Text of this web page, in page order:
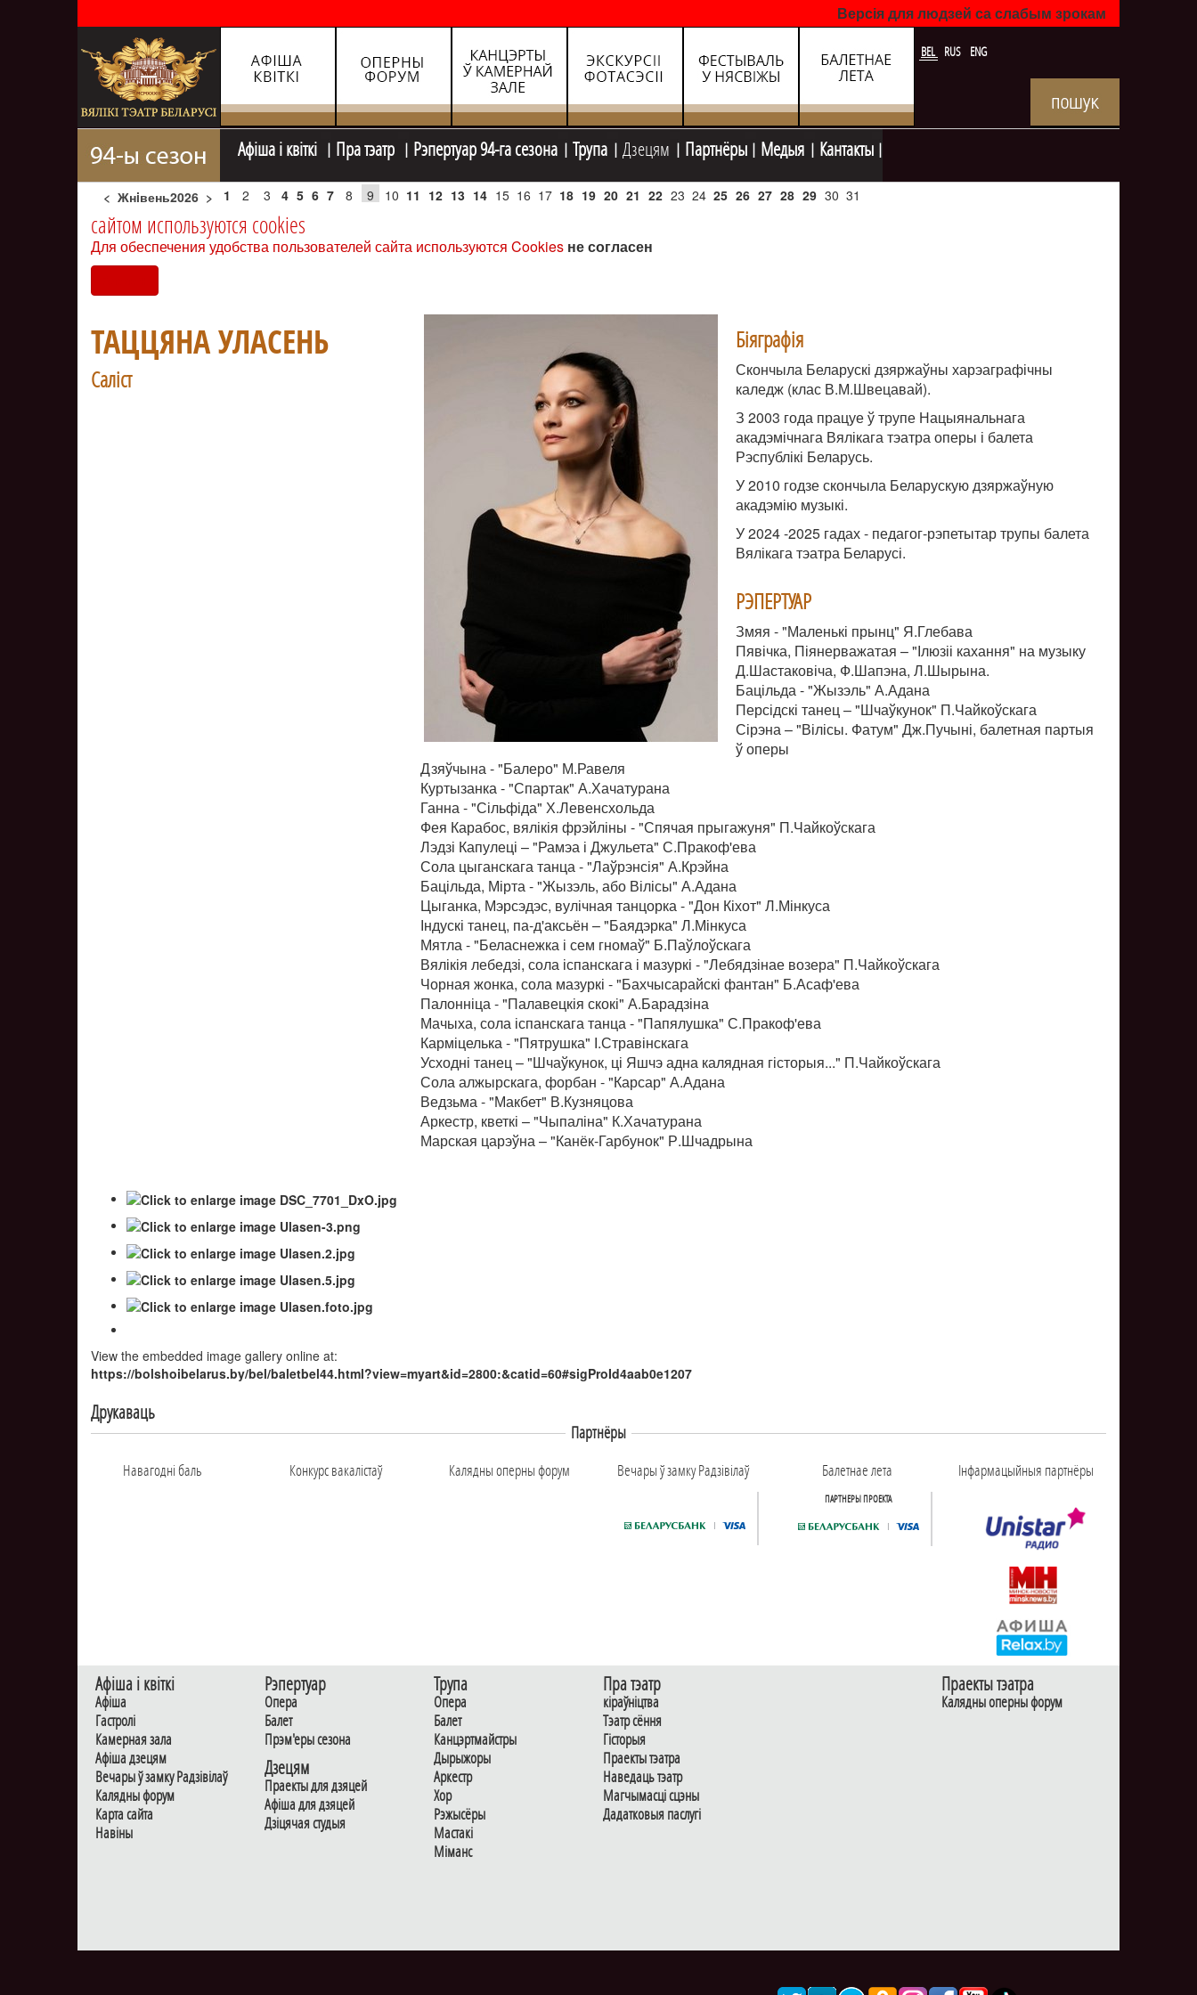
Версія для людзей са слабым зрокам
BEL RUS ENG
Афiша i квiткi Пра тэатр Рэпертуар 94-га сезона Трупа Дзецям Партнёры Медыя Кантакты
< Жнiвень2026 > 1 2 3 4 5 6 7 8 9 10 11 12 13 14 15 16 17 18 19 20 21 22 23 24 25 26 27 28 29 30 31
сайтом используются cookies
Для обеспечения удобства пользователей сайта используются Cookies не согласен
ТАЦЦЯНА УЛАСЕНЬ
Салiст
Біяграфія
Скончыла Беларускі дзяржаўны харэаграфічны
каледж (клас В.М.Швецавай).
З 2003 года працуе ў трупе Нацыянальнага
акадэмічнага Вялікага тэатра оперы і балета
Рэспублікі Беларусь.
У 2010 годзе скончыла Беларускую дзяржаўную
акадэмію музыкі.
У 2024 -2025 гадах - педагог-рэпетытар трупы балета
Вялікага тэатра Беларусі.
РЭПЕРТУАР
Змяя - "Маленькі прынц" Я.Глебава
Пявічка, Піянерважатая – "Ілюзіі кахання" на музыку
Д.Шастаковіча, Ф.Шапэна, Л.Шырына.
Бацільда - "Жызэль" А.Адана
Персідскі танец – "Шчаўкунок" П.Чайкоўскага
Сірэна – "Вілісы. Фатум" Дж.Пучыні, балетная партыя
ў оперы
Дзяўчына - "Балеро" М.Равеля
Куртызанка - "Спартак" А.Хачатурана
Ганна - "Сільфіда" Х.Левенсхольда
Фея Карабос, вялікія фрэйліны - "Спячая прыгажуня" П.Чайкоўскага
Лэдзі Капулеці – "Рамэа і Джульета" С.Пракоф'ева
Сола цыганскага танца - "Лаўрэнсія" А.Крэйна
Бацільда, Мірта - "Жызэль, або Вілісы" А.Адана
Цыганка, Мэрсэдэс, вулічная танцорка - "Дон Кіхот" Л.Мінкуса
Індускі танец, па-д'аксьён – "Баядэрка" Л.Мінкуса
Мятла - "Беласнежка і сем гномаў" Б.Паўлоўскага
Вялікія лебедзі, сола іспанскага і мазуркі - "Лебядзінае возера" П.Чайкоўскага
Чорная жонка, сола мазуркі - "Бахчысарайскі фантан" Б.Асаф'ева
Палонніца - "Палавецкія скокі" А.Барадзіна
Мачыха, сола іспанскага танца - "Папялушка" С.Пракоф'ева
Карміцелька - "Пятрушка" І.Стравінскага
Усходні танец – "Шчаўкунок, ці Яшчэ адна калядная гісторыя..." П.Чайкоўскага
Сола алжырскага, форбан - "Карсар" А.Адана
Ведзьма - "Макбет" В.Кузняцова
Аркестр, кветкі – "Чыпаліна" К.Хачатурана
Марская царэўна – "Канёк-Гарбунок" Р.Шчадрына
View the embedded image gallery online at:
https://bolshoibelarus.by/bel/baletbel44.html?view=myart&id=2800:&catid=60#sigProId4aab0e1207
Друкаваць
Партнёры
Навагоднi баль
Конкурс вакалiстаў Калядны оперны форум Вечары ў замку Радзiвiлаў Балетнае лета
ПАРТНЕРЫ ПРОЕКТА
Інфармацыйныя партнёры
Афiша i квiткi
Афiша
Гастролi
Камерная зала
Афiша дзецям
Вечары ў замку Радзiвiлаў
Калядны форум
Карта сайта
Навiны
Рэпертуар
Опера
Балет
Прэм'еры сезона
Дзецям
Праекты для дзяцей
Афiша для дзяцей
Дзiцячая студыя
Трупа
Опера
Балет
Канцэртмайстры
Дырыжоры
Аркестр
Хор
Рэжысёры
Мастакі
Мiманс
Пра тэатр
кіраўніцтва
Тэатр сёння
Гiсторыя
Праекты тэатра
Наведаць тэатр
Магчымасцi сцэны
Дадаткoвыя паслугi
Праекты тэатра
Калядны оперны форум